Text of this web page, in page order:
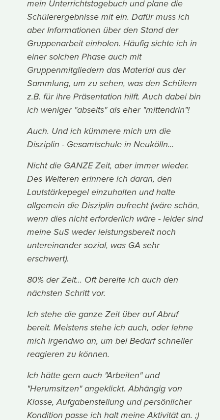
mein Unterrichtstagebuch und plane die
Schülerergebnisse mit ein. Dafür muss ich
aber Informationen über den Stand der
Gruppenarbeit einholen. Häufig sichte ich in
einer solchen Phase auch mit
Gruppenmitgliedern das Material aus der
Sammlung, um zu sehen, was den Schülern
z.B. für ihre Präsentation hilft. Auch dabei bin
ich weniger "abseits" als eher "mittendrin"!
Auch. Und ich kümmere mich um die
Disziplin - Gesamtschule in Neukölln...
Nicht die GANZE Zeit, aber immer wieder.
Des Weiteren erinnere ich daran, den
Lautstärkepegel einzuhalten und halte
allgemein die Disziplin aufrecht (wäre schön,
wenn dies nicht erforderlich wäre - leider sind
meine SuS weder leistungsbereit noch
untereinander sozial, was GA sehr
erschwert).
80% der Zeit... Oft bereite ich auch den
nächsten Schritt vor.
Ich stehe die ganze Zeit über auf Abruf
bereit. Meistens stehe ich auch, oder lehne
mich irgendwo an, um bei Bedarf schneller
reagieren zu können.
Ich hätte gern auch "Arbeiten" und
"Herumsitzen" angeklickt. Abhängig von
Klasse, Aufgabenstellung und persönlicher
Kondition passe ich halt meine Aktivität an. ;)